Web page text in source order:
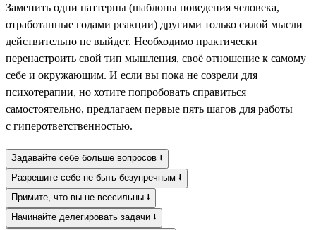
Заменить одни паттерны (шаблоны поведения человека,
отработанные годами реакции) другими только силой мысли
действительно не выйдет. Необходимо практически
перенастроить свой тип мышления, своё отношение к самому
себе и окружающим. И если вы пока не созрели для
психотерапии, но хотите попробовать справиться
самостоятельно, предлагаем первые пять шагов для работы
с гиперответственностью.
Задавайте себе больше вопросов ⭣
Разрешите себе не быть безупречным ⭣
Примите, что вы не всесильны ⭣
Начинайте делегировать задачи ⭣